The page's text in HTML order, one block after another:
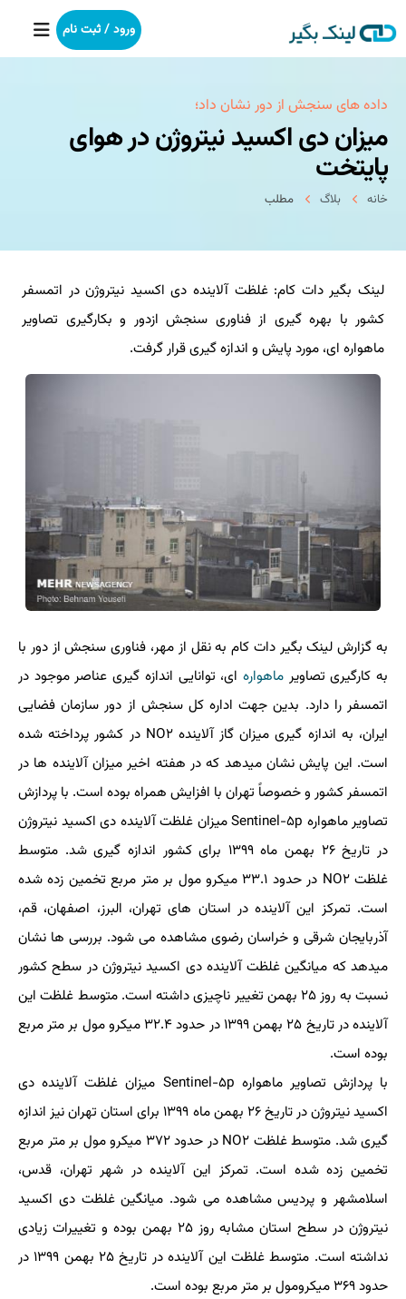
خانه
بکلینک
رپورتاژآگهی
خدمات ما
درباره ما
آموزش
ورود / ثبت نام
داده های سنجش از دور نشان داد؛
میزان دی اكسید نیتروژن در هوای
پایتخت
خانه بلاگ مطلب
لینک بگیر دات کام: غلظت آلاینده دی اکسید نیتروژن در اتمسفر
کشور با بهره گیری از فناوری سنجش ازدور و بکارگیری تصاویر
ماهواره ای، مورد پایش و اندازه گیری قرار گرفت.
به گزارش لینک بگیر دات کام به نقل از مهر، فناوری سنجش از دور با
به کارگیری تصاویرماهواره ای، توانایی اندازه گیری عناصر موجود در
اتمسفر را دارد. بدین جهت اداره کل سنجش از دور سازمان فضایی
ایران، به اندازه گیری میزان گاز آلاینده NO۲ در کشور پرداخته شده
است. این پایش نشان میدهد که در هفته اخیر میزان آلاینده ها در
اتمسفر کشور و خصوصاً تهران با افزایش همراه بوده است. با پردازش
تصاویر ماهواره Sentinel-۵p میزان غلظت آلاینده دی اکسید نیتروژن
در تاریخ ۲۶ بهمن ماه ۱۳۹۹ برای کشور اندازه گیری شد. متوسط
غلظت NO۲ در حدود ۳۳.۱ میکرو مول بر متر مربع تخمین زده شده
است. تمرکز این آلاینده در استان های تهران، البرز، اصفهان، قم،
آذربایجان شرقی و خراسان رضوی مشاهده می شود. بررسی ها نشان
میدهد که میانگین غلظت آلاینده دی اکسید نیتروژن در سطح کشور
نسبت به روز ۲۵ بهمن تغییر ناچیزی داشته است. متوسط غلظت این
آلاینده در تاریخ ۲۵ بهمن ۱۳۹۹ در حدود ۳۲.۴ میکرو مول بر متر مربع
بوده است.
با پردازش تصاویر ماهواره Sentinel-۵p میزان غلظت آلاینده دی
اکسید نیتروژن در تاریخ ۲۶ بهمن ماه ۱۳۹۹ برای استان تهران نیز اندازه
گیری شد. متوسط غلظت NO۲ در حدود ۳۷۲ میکرو مول بر متر مربع
تخمین زده شده است. تمرکز این آلاینده در شهر تهران، قدس،
اسلامشهر و پردیس مشاهده می شود. میانگین غلظت دی اکسید
نیتروژن در سطح استان مشابه روز ۲۵ بهمن بوده و تغییرات زیادی
نداشته است. متوسط غلظت این آلاینده در تاریخ ۲۵ بهمن ۱۳۹۹ در
حدود ۳۶۹ میکرومول بر متر مربع بوده است.